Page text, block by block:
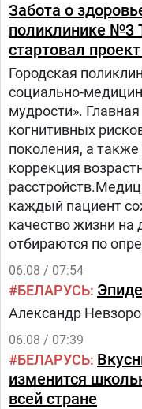
Забота о
поликлинике №3
стартовал
Городская
социально-
мудрости».
когнитивных
поколения, а
коррекция
каждый пациент
качество жизни на
отбираются по
критериям из числа
поликлинике
из трех этапов:1.
06.08 / 07:54
БЕЛАРУСЬ
Александр
06.08 / 07:39
БЕЛАРУСЬ
изменится
всей стране